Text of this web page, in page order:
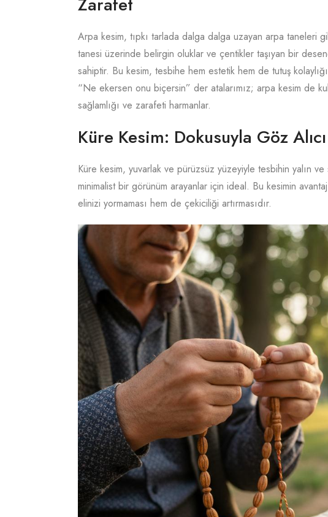
Arpa kesim, tıpkı tarlada dalga dalga uzayan arpa taneleri
tanesi üzerinde belirgin oluklar ve çentikler taşıyan bir
sahiptir. Bu kesim, tesbihe hem estetik hem de tutuş
“Ne ekersen onu biçersin” der atalarımız; arpa kesim de
sağlamlığı ve zarafeti harmanlar.
Küre Kesim: Dokusuyla Göz Alıcı
Küre kesim, yuvarlak ve pürüzsüz yüzeyiyle tesbihin yalın
minimalist bir görünüm arayanlar için ideal. Bu kesimin
elinizi yormaması hem de çekiciliği artırmasıdır.